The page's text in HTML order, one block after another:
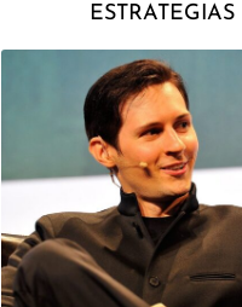
ESTRATEGIAS